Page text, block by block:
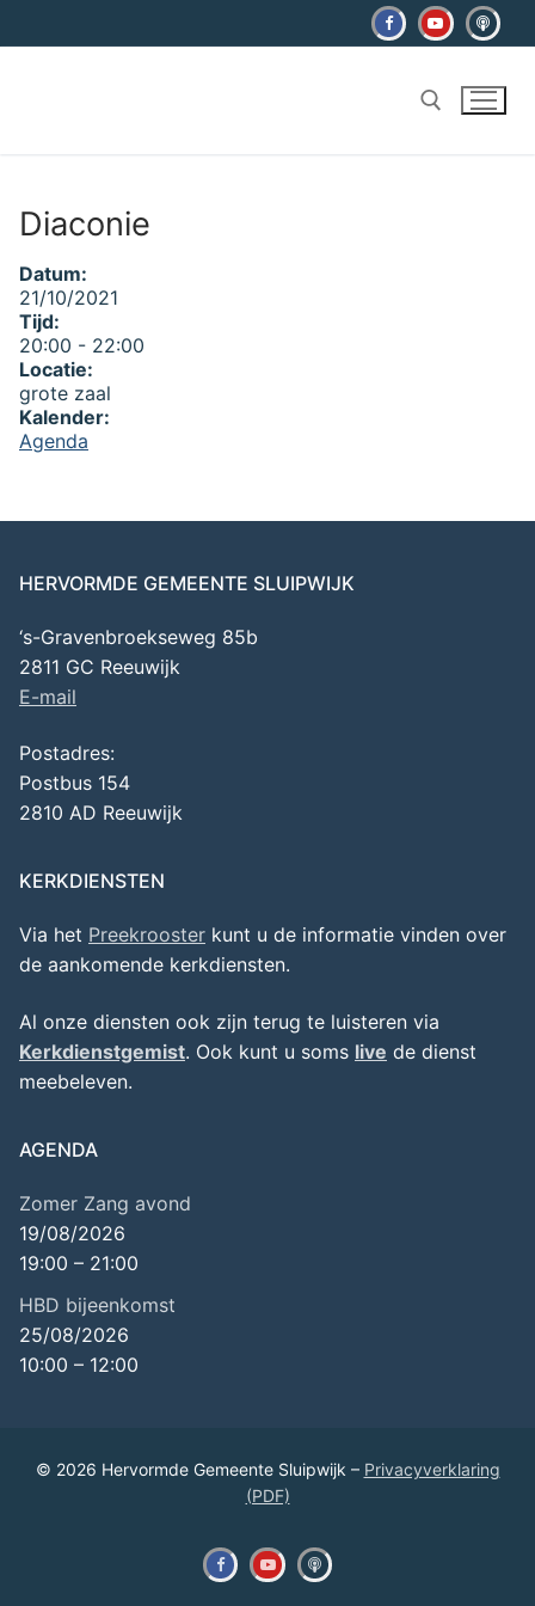
naar
Diaconie
Datum:
21/10/2021
Tijd:
20:00 - 22:00
Locatie:
grote zaal
Kalender:
Agenda
HERVORMDE GEMEENTE SLUIPWIJK
‘s-Gravenbroekseweg 85b
2811 GC Reeuwijk
E-mail
Postadres:
Postbus 154
2810 AD Reeuwijk
KERKDIENSTEN
Via het Preekrooster kunt u de informatie vinden over
de aankomende kerkdiensten.
Al onze diensten ook zijn terug te luisteren via
Kerkdienstgemist. Ook kunt u soms live de dienst
meebeleven.
AGENDA
Zomer Zang avond
19/08/2026
19:00 – 21:00
HBD bijeenkomst
25/08/2026
10:00 – 12:00
© 2026 Hervormde Gemeente Sluipwijk – Privacyverklaring
(PDF)